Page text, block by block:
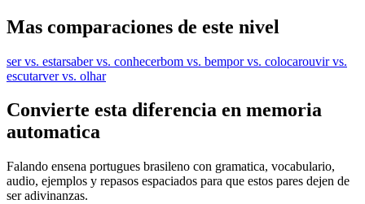
Mas comparaciones de este nivel
ser vs. estarsaber vs. conhecerbom vs. bempor vs. colocarouvir vs.
escutarver vs. olhar
Convierte esta diferencia en memoria
automatica
Falando ensena portugues brasileno con gramatica, vocabulario,
audio, ejemplos y repasos espaciados para que estos pares dejen de
ser adivinanzas.